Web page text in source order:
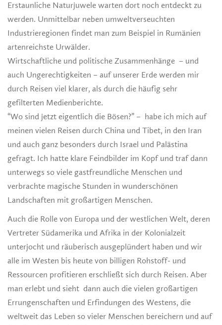
Erstaunliche Naturjuwele warten dort noch entdeckt zu
werden. Unmittelbar neben umweltverseuchten
Industrieregionen findet man zum Beispiel in Rumänien
artenreichste Urwälder.
Wirtschaftliche und politische Zusammenhänge – und
auch Ungerechtigkeiten – auf unserer Erde werden mir
durch Reisen viel klarer, als durch die häufig sehr
gefilterten Medienberichte.
“Wo sind jetzt eigentlich die Bösen?” – habe ich mich auf
meinen vielen Reisen durch China und Tibet, in den Iran
und auch ganz besonders durch Israel und Palästina
gefragt. Ich hatte klare Feindbilder im Kopf und traf dann
unterwegs so viele gastfreundliche Menschen und
verbrachte magische Stunden in wunderschönen
Landschaften mit großartigen Menschen.
Auch die Rolle von Europa und der westlichen Welt, deren
Vertreter Südamerika und Afrika in der Kolonialzeit
unterjocht und räuberisch ausgeplündert haben und wir
alle im Westen bis heute von billigen Rohstoff- und
Ressourcen profitieren erschließt sich durch Reisen. Aber
man erlebt und sieht dann auch die vielen großartigen
Errungenschaften und Erfindungen des Westens, die
weltweit das Leben so vieler Menschen bereichern und auf